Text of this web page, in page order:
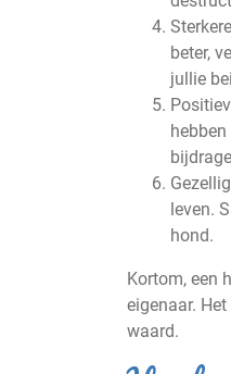
beter,
jullie
leven.
hond.
Kortom, een
eigenaar.
waard.